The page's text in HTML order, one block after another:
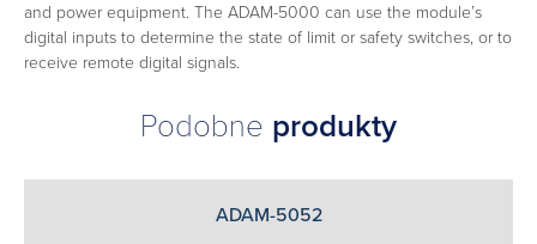
and power equipment. The ADAM-5000 can use the module’s
digital inputs to determine the state of limit or safety switches, or to
receive remote digital signals.
Podobne produkty
ADAM-5052